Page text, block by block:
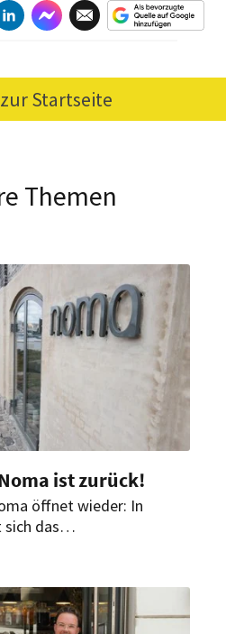
Startseite
Themen
ist zurück!
öffnet wieder: In
das